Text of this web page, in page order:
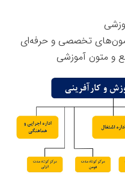
تخصصی و حرفه‌ای
و متون آموزشی